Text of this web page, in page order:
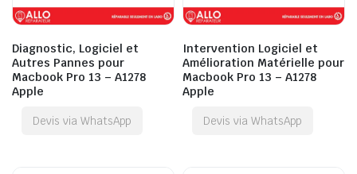
Diagnostic, Logiciel et
Autres Pannes pour
Macbook Pro 13 – A1278
Apple
Devis via WhatsApp
Intervention Logiciel et
Amélioration Matérielle pour
Macbook Pro 13 – A1278
Apple
Devis via WhatsApp